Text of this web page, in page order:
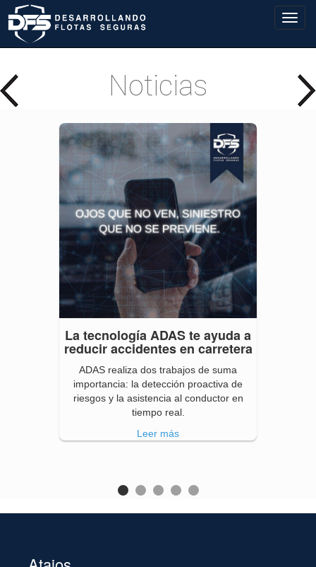
Noticias
La tecnología ADAS te ayuda a
reducir accidentes en carretera
ADAS realiza dos trabajos de suma
importancia: la detección proactiva de
riesgos y la asistencia al conductor en
tiempo real.
Leer más